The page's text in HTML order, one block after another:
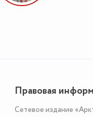
Правовая
Сетевое издание